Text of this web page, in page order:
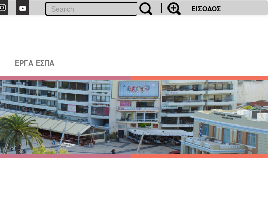
ΕΙΣΟΔΟΣ
ΕΡΓΑ ΕΣΠΑ